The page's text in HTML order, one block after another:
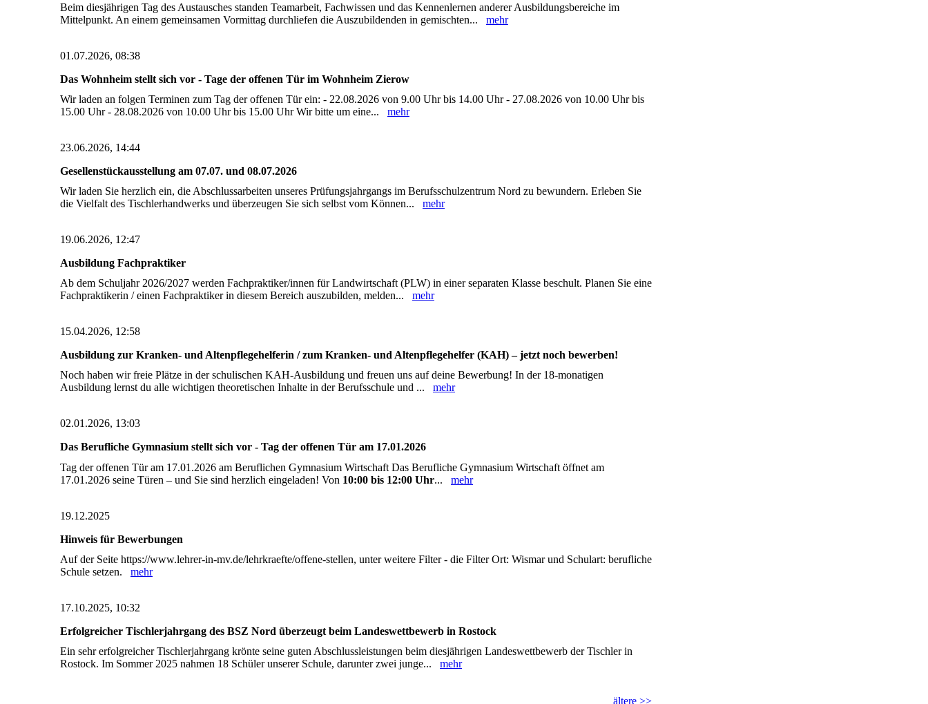
Beim diesjährigen Tag des Austausches standen Teamarbeit, Fachwissen und das Kennenlernen anderer Ausbildungsbereiche im
Mittelpunkt. An einem gemeinsamen Vormittag durchliefen die Auszubildenden in gemischten... mehr
01.07.2026, 08:38
Das Wohnheim stellt sich vor - Tage der offenen Tür im Wohnheim Zierow
Wir laden an folgen Terminen zum Tag der offenen Tür ein: - 22.08.2026 von 9.00 Uhr bis 14.00 Uhr - 27.08.2026 von 10.00 Uhr bis
15.00 Uhr - 28.08.2026 von 10.00 Uhr bis 15.00 Uhr Wir bitte um eine... mehr
23.06.2026, 14:44
Gesellenstückausstellung am 07.07. und 08.07.2026
Wir laden Sie herzlich ein, die Abschlussarbeiten unseres Prüfungsjahrgangs im Berufsschulzentrum Nord zu bewundern. Erleben Sie
die Vielfalt des Tischlerhandwerks und überzeugen Sie sich selbst vom Können... mehr
19.06.2026, 12:47
Ausbildung Fachpraktiker
Ab dem Schuljahr 2026/2027 werden Fachpraktiker/innen für Landwirtschaft (PLW) in einer separaten Klasse beschult. Planen Sie eine
Fachpraktikerin / einen Fachpraktiker in diesem Bereich auszubilden, melden... mehr
15.04.2026, 12:58
Ausbildung zur Kranken- und Altenpflegehelferin / zum Kranken- und Altenpflegehelfer (KAH) – jetzt noch bewerben!
Noch haben wir freie Plätze in der schulischen KAH-Ausbildung und freuen uns auf deine Bewerbung! In der 18-monatigen
Ausbildung lernst du alle wichtigen theoretischen Inhalte in der Berufsschule und ... mehr
02.01.2026, 13:03
Das Berufliche Gymnasium stellt sich vor - Tag der offenen Tür am 17.01.2026
Tag der offenen Tür am 17.01.2026 am Beruflichen Gymnasium Wirtschaft Das Berufliche Gymnasium Wirtschaft öffnet am
17.01.2026 seine Türen – und Sie sind herzlich eingeladen! Von 10:00 bis 12:00 Uhr... mehr
19.12.2025
Hinweis für Bewerbungen
Auf der Seite https://www.lehrer-in-mv.de/lehrkraefte/offene-stellen, unter weitere Filter - die Filter Ort: Wismar und Schulart: berufliche
Schule setzen. mehr
17.10.2025, 10:32
Erfolgreicher Tischlerjahrgang des BSZ Nord überzeugt beim Landeswettbewerb in Rostock
Ein sehr erfolgreicher Tischlerjahrgang krönte seine guten Abschlussleistungen beim diesjährigen Landeswettbewerb der Tischler in
Rostock. Im Sommer 2025 nahmen 18 Schüler unserer Schule, darunter zwei junge... mehr
ältere >>